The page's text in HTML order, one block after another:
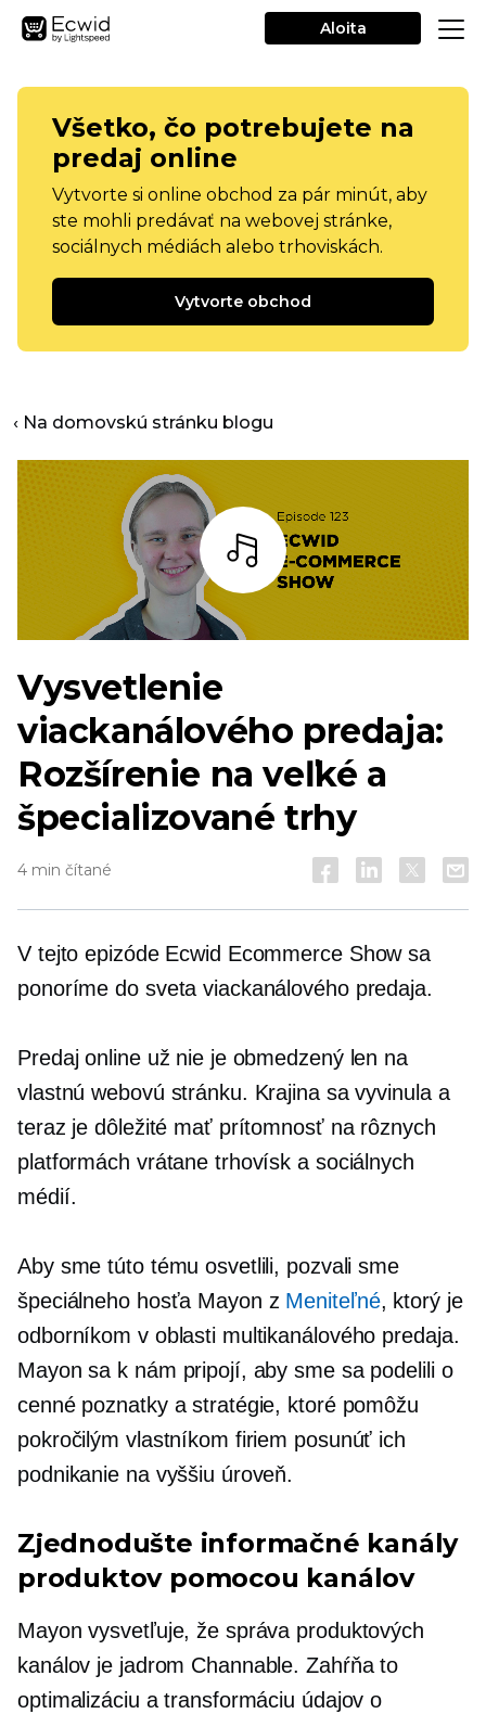
Aloita
Všetko, čo potrebujete na
predaj online
Vytvorte si online obchod za pár minút, aby
ste mohli predávať na webovej stránke,
sociálnych médiách alebo trhoviskách.
Vytvorte obchod
‹ Na domovskú stránku blogu
počúvať
Vysvetlenie
viackanálového predaja:
Rozšírenie na veľké a
špecializované trhy
4 min čítané
V tejto epizóde Ecwid Ecommerce Show sa
ponoríme do sveta viackanálového predaja.
Predaj online už nie je obmedzený len na
vlastnú webovú stránku. Krajina sa vyvinula a
teraz je dôležité mať prítomnosť na rôznych
platformách vrátane trhovísk a sociálnych
médií.
Aby sme túto tému osvetlili, pozvali sme
špeciálneho hosťa Mayon z Meniteľné, ktorý je
odborníkom v oblasti multikanálového predaja.
Mayon sa k nám pripojí, aby sme sa podelili o
cenné poznatky a stratégie, ktoré pomôžu
pokročilým vlastníkom firiem posunúť ich
podnikanie na vyššiu úroveň.
Zjednodušte informačné kanály
produktov pomocou kanálov
Mayon vysvetľuje, že správa produktových
kanálov je jadrom Channable. Zahŕňa to
optimalizáciu a transformáciu údajov o